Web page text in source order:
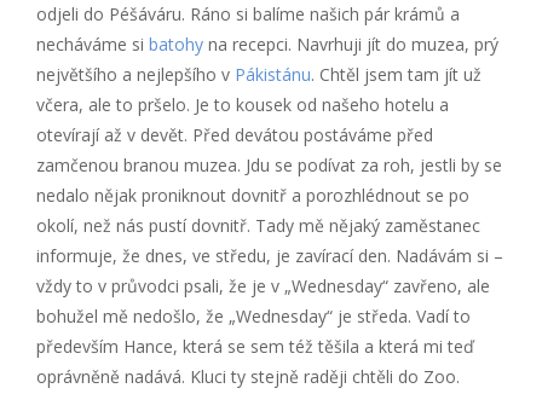
odjeli do Péšáváru. Ráno si balíme našich pár krámů a
necháváme si batohy na recepci. Navrhuji jít do muzea, prý
největšího a nejlepšího v Pákistánu. Chtěl jsem tam jít už
včera, ale to pršelo. Je to kousek od našeho hotelu a
otevírají až v devět. Před devátou postáváme před
zamčenou branou muzea. Jdu se podívat za roh, jestli by se
nedalo nějak proniknout dovnitř a porozhlédnout se po
okolí, než nás pustí dovnitř. Tady mě nějaký zaměstanec
informuje, že dnes, ve středu, je zavírací den. Nadávám si –
vždy to v průvodci psali, že je v „Wednesday“ zavřeno, ale
bohužel mě nedošlo, že „Wednesday“ je středa. Vadí to
především Hance, která se sem též těšila a která mi teď
oprávněně nadává. Kluci ty stejně raději chtěli do Zoo.